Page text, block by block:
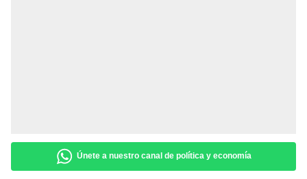
Únete a nuestro canal de política y economía